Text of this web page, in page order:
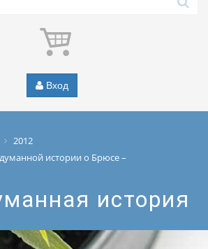
Вход
2012
истории о Брюсе –
история